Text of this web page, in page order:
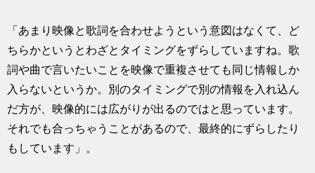
「あまり映像と歌詞を合わせようという意図はなくて、ど
ちらかというとわざとタイミングをずらしていますね。歌
詞や曲で言いたいことを映像で重複させても同じ情報しか
入らないというか。別のタイミングで別の情報を入れ込ん
だ方が、映像的には広がりが出るのではと思っています。
それでも合っちゃうことがあるので、最終的にずらしたり
もしています」。